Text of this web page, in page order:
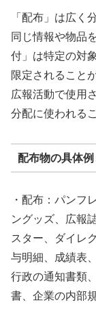
「配布」は広く
同じ情報や物品
付」は特定の対
限定されること
広報活動で使用
分配に使われる
配布物の具体
・配布：パンフ
ングッズ、広報
スター、ダイレ
与明細、成績表
行政の通知書類
書、企業の内部